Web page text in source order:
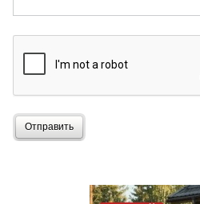
Отправить